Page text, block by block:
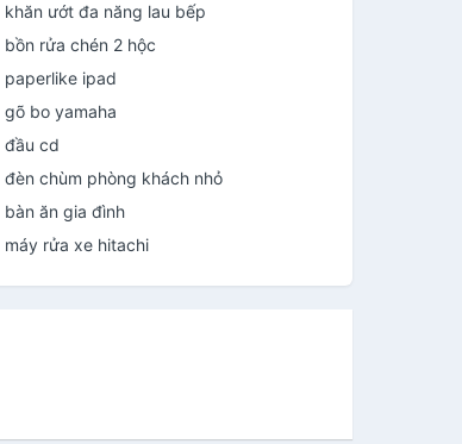
khăn ướt đa năng lau bếp
bồn rửa chén 2 hộc
paperlike ipad
gõ bo yamaha
đầu cd
đèn chùm phòng khách nhỏ
bàn ăn gia đình
máy rửa xe hitachi